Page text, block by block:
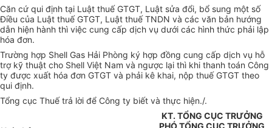
Căn cứ qui định tại Luật thuế GTGT, Luật sửa đổi, bổ sung một số
Điều của Luật thuế GTGT, Luật thuế TNDN và các văn bản hướng
dẫn hiện hành thì việc cung cấp dịch vụ dưới các hình thức phải lập
hóa đơn.
Trường hợp Shell Gas Hải Phòng ký hợp đồng cung cấp dịch vụ hỗ
trợ kỹ thuật cho Shell Việt Nam và ngược lại thì khi thanh toán Công
ty được xuất hóa đơn GTGT và phải kê khai, nộp thuế GTGT theo
qui định.
Tổng cục Thuế trả lời để Công ty biết và thực hiện./.
KT. TỔNG CỤC TRƯỞNG
PHÓ TỔNG CỤC TRƯỞNG